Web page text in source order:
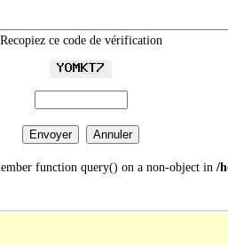
Recopiez ce code de vérification
function query() on a non-object in /